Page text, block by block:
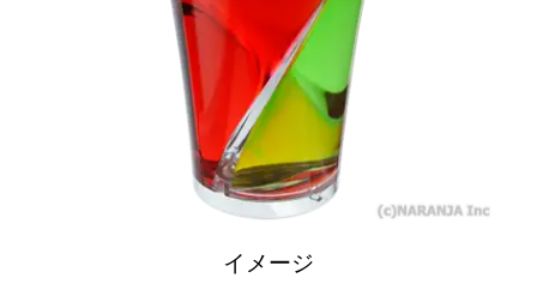
イメージ